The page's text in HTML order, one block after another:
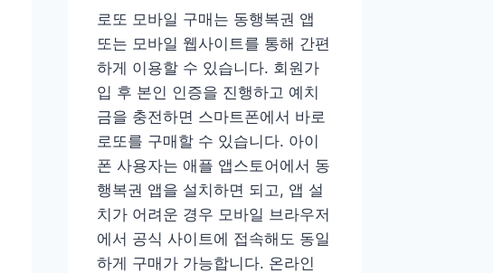
로또 모바일 구매는 동행복권 앱
또는 모바일 웹사이트를 통해 간편
하게 이용할 수 있습니다. 회원가
입 후 본인 인증을 진행하고 예치
금을 충전하면 스마트폰에서 바로
로또를 구매할 수 있습니다. 아이
폰 사용자는 애플 앱스토어에서 동
행복권 앱을 설치하면 되고, 앱 설
치가 어려운 경우 모바일 브라우저
에서 공식 사이트에 접속해도 동일
하게 구매가 가능합니다. 온라인